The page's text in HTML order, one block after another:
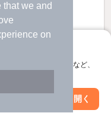
that we and
on
部屋探し
索やお気に入り保存など、
アプリを開く
絞り込み条件を変更